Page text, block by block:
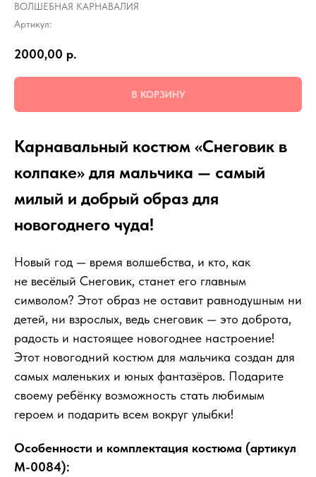
ВОЛШЕБНАЯ КАРНАВАЛИЯ
Артикул:
2000,00 р.
В КОРЗИНУ
Карнавальный костюм «Снеговик в
колпаке» для мальчика — самый
милый и добрый образ для
новогоднего чуда!
Новый год — время волшебства, и кто, как
не весёлый Снеговик, станет его главным
символом? Этот образ не оставит равнодушным ни
детей, ни взрослых, ведь снеговик — это доброта,
радость и настоящее новогоднее настроение!
Этот новогодний костюм для мальчика создан для
самых маленьких и юных фантазёров. Подарите
своему ребёнку возможность стать любимым
героем и подарить всем вокруг улыбки!
Особенности и комплектация костюма (артикул
М-0084):